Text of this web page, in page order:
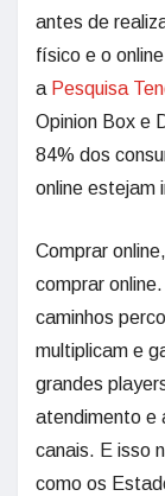
antes de
físico e o
a Pesquisa
Opinion Box e
84% dos
online estejam
Comprar
comprar
caminhos
multiplicam e
grandes
atendimento e
canais. E isso
como os